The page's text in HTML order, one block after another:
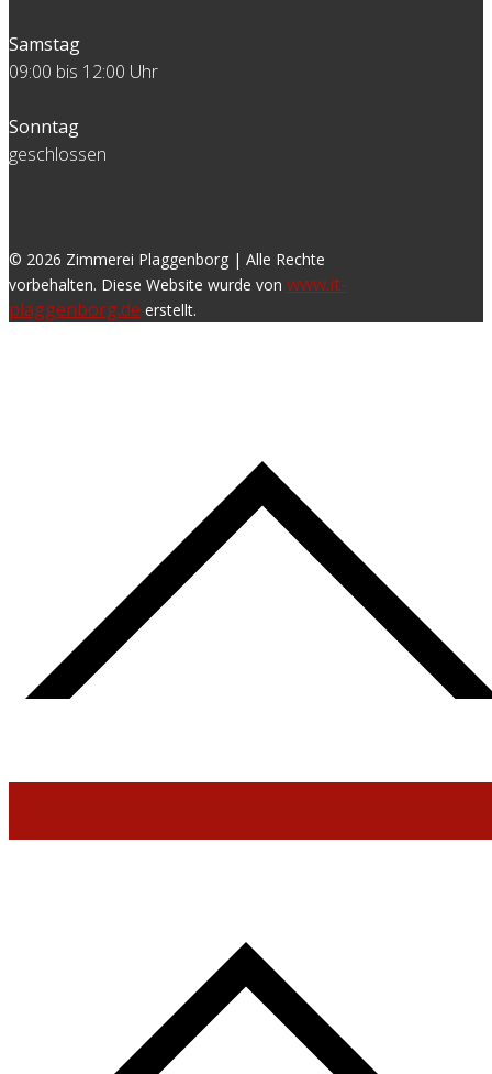
Samstag
09:00 bis 12:00 Uhr
Sonntag
geschlossen
© 2026 Zimmerei Plaggenborg | Alle Rechte
vorbehalten. Di​ese Website wurde von www.it-
plaggenborg.de erstellt.